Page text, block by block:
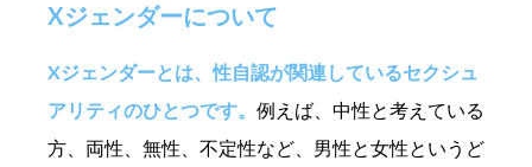
Xジェンダーについて
Xジェンダーとは、性自認が関連しているセクシュ
アリティのひとつです。 例えば、中性と考えている
方、両性、無性、不定性など、男性と女性というど